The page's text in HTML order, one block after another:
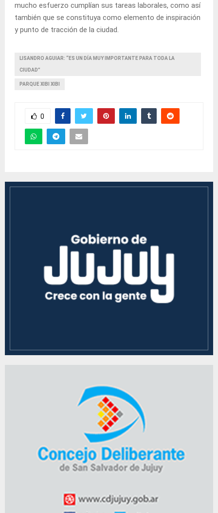
mucho esfuerzo cumplían sus tareas laborales, como así
también que se constituya como elemento de inspiración
y punto de tracción de la ciudad.
LISANDRO AGUIAR: “ES UN DÍA MUY IMPORTANTE PARA TODA LA
CIUDAD”
PARQUE XIBI XIBI
0